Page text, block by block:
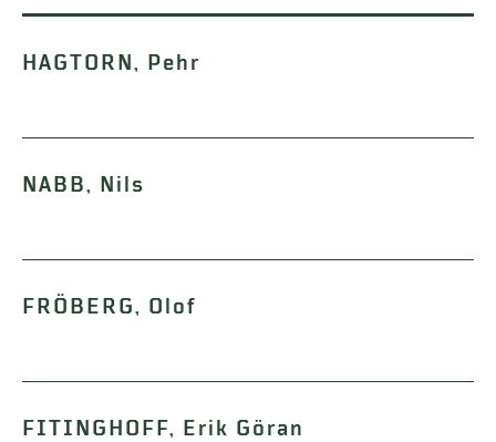
HAGTORN, Pehr
NABB, Nils
FRÖBERG, Olof
FITINGHOFF, Erik Göran